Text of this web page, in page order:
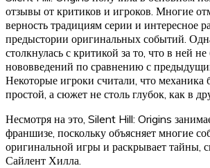
отзывы от критиков и игроков. Многие
верность традициям серии и интересное
предыстории оригинальных событий.
столкнулась с критикой за то, что в ней
нововведений по сравнению с
Некоторые игроки считали, что механика
простой, а сюжет не столь глубок, как в
Несмотря на это, Silent Hill: Origins
франшизе, поскольку объясняет многие
оригинальной игры и раскрывает тайны,
Сайлент Хилла.